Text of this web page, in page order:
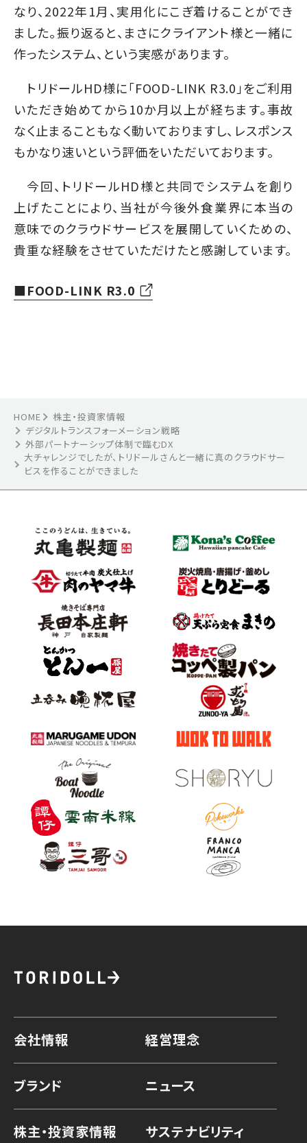
なり、2022年1月、実用化にこぎ着けることができ
ました。振り返ると、まさにクライアント様と一緒に
作ったシステム、という実感があります。
トリドールHD様に「FOOD-LINK R3.0」をご利用
いただき始めてから10か月以上が経ちます。事故
なく止まることもなく動いておりますし、レスポンス
もかなり速いという評価をいただいております。
今回、トリドールHD様と共同でシステムを創り
上げたことにより、当社が今後外食業界に本当の
意味でのクラウドサービスを展開していくための、
貴重な経験をさせていただけたと感謝しています。
■FOOD-LINK R3.0
HOME
株主・投資家情報
デジタルトランスフォーメーション戦略
外部パートナーシップ体制で臨むDX
大チャレンジでしたが、トリドールさんと一緒に真のクラウドサー
ビスを作ることができました
会社情報 経営理念
ブランド ニュース
株主・投資家情報 サステナビリティ